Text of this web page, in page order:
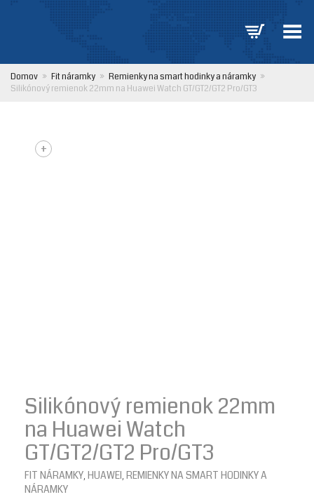
Prepnúť ponuku
Domov » Fit náramky » Remienky na smart hodinky a náramky »
Silikónový remienok 22mm na Huawei Watch GT/GT2/GT2 Pro/GT3
+
Silikónový remienok 22mm
na Huawei Watch
GT/GT2/GT2 Pro/GT3
FIT NÁRAMKY HUAWEI REMIENKY NA SMART HODINKY A
NÁRAMKY